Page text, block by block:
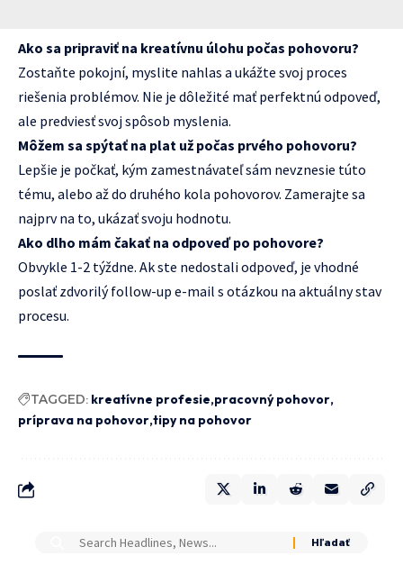
Ako sa pripraviť na kreatívnu úlohu počas pohovoru?
Zostaňte pokojní, myslite nahlas a ukážte svoj proces
riešenia problémov. Nie je dôležité mať perfektnú odpoveď,
ale predviesť svoj spôsob myslenia.
Môžem sa spýtať na plat už počas prvého pohovoru?
Lepšie je počkať, kým zamestnávateľ sám nevznesie túto
tému, alebo až do druhého kola pohovorov. Zamerajte sa
najprv na to, ukázať svoju hodnotu.
Ako dlho mám čakať na odpoveď po pohovore?
Obvykle 1-2 týždne. Ak ste nedostali odpoveď, je vhodné
poslať zdvorilý follow-up e-mail s otázkou na aktuálny stav
procesu.
TAGGED: kreatívne profesie pracovný pohovor
príprava na pohovor tipy na pohovor